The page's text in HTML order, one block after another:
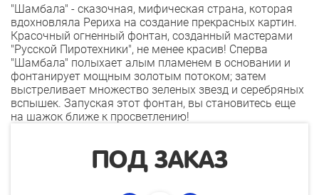
ПОД ЗАКАЗ
"Шамбала" - сказочная, мифическая страна, которая
вдохновляла Рериха на создание прекрасных картин.
Красочный огненный фонтан, созданный мастерами
"Русской Пиротехники", не менее красив! Сперва
"Шамбала" полыхает алым пламенем в основании и
фонтанирует мощным золотым потоком; затем
выстреливает множество зеленых звезд и серебряных
вспышек. Запуская этот фонтан, вы становитесь еще
на шажок ближе к просветлению!